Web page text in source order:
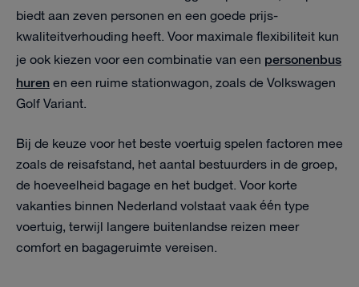
biedt aan zeven personen en een goede prijs-
kwaliteitverhouding heeft. Voor maximale flexibiliteit kun
je ook kiezen voor een combinatie van een personenbus
hurenen een ruime stationwagon, zoals de Volkswagen
Golf Variant.
Bij de keuze voor het beste voertuig spelen factoren mee
zoals de reisafstand, het aantal bestuurders in de groep,
de hoeveelheid bagage en het budget. Voor korte
vakanties binnen Nederland volstaat vaak één type
voertuig, terwijl langere buitenlandse reizen meer
comfort en bagageruimte vereisen.